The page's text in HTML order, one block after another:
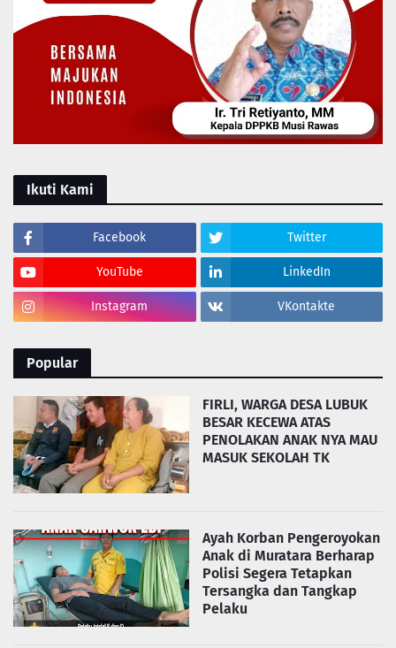
Ikuti Kami
Facebook Twitter
YouTube LinkedIn
Instagram VKontakte
Popular
FIRLI, WARGA DESA LUBUK
BESAR KECEWA ATAS
PENOLAKAN ANAK NYA MAU
MASUK SEKOLAH TK
Ayah Korban Pengeroyokan
Anak di Muratara Berharap
Polisi Segera Tetapkan
Tersangka dan Tangkap
Pelaku